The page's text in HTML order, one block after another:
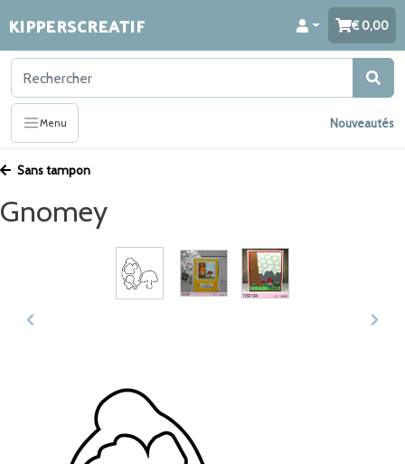
KIPPERSCREATIF 0,00
Menu Nouveautés
Sans tampon
Gnomey